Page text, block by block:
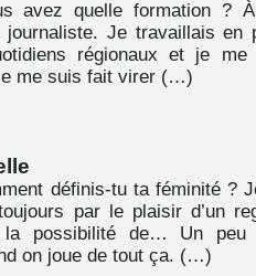
avez quelle formation ?
journaliste. Je travaillais en
régionaux et je
me suis fait virer (…)
définis-tu ta féminité ?
par le plaisir d’un
la possibilité de… Un peu
on joue de tout ça. (…)